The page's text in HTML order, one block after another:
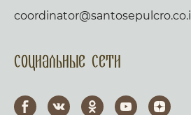
coordinator@santosepulcro.co.il
Социальные сети